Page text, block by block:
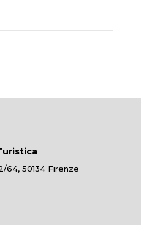
64, 50134 Firenze